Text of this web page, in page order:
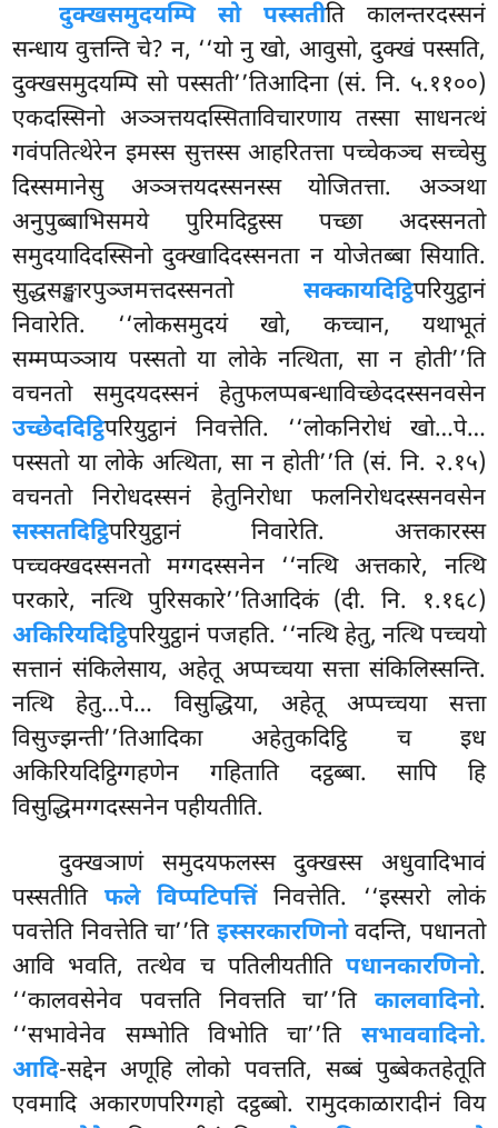
दुक्खसमुदयम्पि सो पस्सतीति कालन्तरदस्सनं
सन्धाय वुत्तन्ति चे? न, ‘‘यो नु खो, आवुसो, दुक्खं पस्सति,
दुक्खसमुदयम्पि सो पस्सती’’तिआदिना (सं. नि. ५.११००)
एकदस्सिनो अञ्ञत्तयदस्सिताविचारणाय तस्सा साधनत्थं
गवंपतित्थेरेन इमस्स सुत्तस्स आहरितत्ता पच्चेकञ्च सच्चेसु
दिस्समानेसु अञ्ञत्तयदस्सनस्स योजितत्ता. अञ्ञथा
अनुपुब्बाभिसमये पुरिमदिट्ठस्स पच्छा अदस्सनतो
समुदयादिदस्सिनो दुक्खादिदस्सनता न योजेतब्बा सियाति.
सुद्धसङ्खारपुञ्जमत्तदस्सनतो सक्कायदिट्ठिपरियुट्ठानं
निवारेति. ‘‘लोकसमुदयं खो, कच्चान, यथाभूतं
सम्मप्पञ्ञाय पस्सतो या लोके नत्थिता, सा न होती’’ति
वचनतो समुदयदस्सनं हेतुफलप्पबन्धाविच्छेददस्सनवसेन
उच्छेददिट्ठिपरियुट्ठानं निवत्तेति. ‘‘लोकनिरोधं खो…पे…
पस्सतो या लोके अत्थिता, सा न होती’’ति (सं. नि. २.१५)
वचनतो निरोधदस्सनं हेतुनिरोधा फलनिरोधदस्सनवसेन
सस्सतदिट्ठिपरियुट्ठानं निवारेति. अत्तकारस्स
पच्चक्खदस्सनतो मग्गदस्सनेन ‘‘नत्थि अत्तकारे, नत्थि
परकारे, नत्थि पुरिसकारे’’तिआदिकं (दी. नि. १.१६८)
अकिरियदिट्ठिपरियुट्ठानं पजहति. ‘‘नत्थि हेतु, नत्थि पच्चयो
सत्तानं संकिलेसाय, अहेतू अप्पच्चया सत्ता संकिलिस्सन्ति.
नत्थि हेतु…पे… विसुद्धिया, अहेतू अप्पच्चया सत्ता
विसुज्झन्ती’’तिआदिका अहेतुकदिट्ठि च इध
अकिरियदिट्ठिग्गहणेन गहिताति दट्ठब्बा. सापि हि
विसुद्धिमग्गदस्सनेन पहीयतीति.
दुक्खञाणं समुदयफलस्स दुक्खस्स अधुवादिभावं
पस्सतीतिफले विप्पटिपत्तिंनिवत्तेति. ‘‘इस्सरो लोकं
पवत्तेति निवत्तेति चा’’ति इस्सरकारणिनोवदन्ति, पधानतो
आवि भवति, तत्थेव च पतिलीयतीति पधानकारणिनो.
‘‘कालवसेनेव पवत्तति निवत्तति चा’’ति कालवादिनो.
‘‘सभावेनेव सम्भोति विभोति चा’’ति सभाववादिनो.
आदि-सद्देन अणूहि लोको पवत्तति, सब्बं पुब्बेकतहेतूति
एवमादि अकारणपरिग्गहो दट्ठब्बो. रामुदकाळारादीनं विय